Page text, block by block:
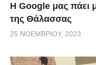
H Google μας πάει
της Θάλασσας
25 ΝΟΕΜΒΡΊΟΥ, 2023